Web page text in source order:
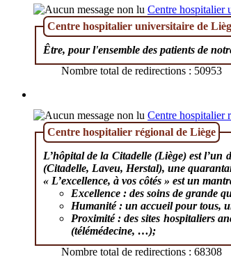
Centre hospitalier
Centre hospitalier universitaire de
Être, pour l'ensemble des patients de
Nombre total de redirections : 50953
Centre hospitalier
Centre hospitalier régional de Liège
L’hôpital de la Citadelle (Liège) est l’un
(Citadelle, Laveu, Herstal), une
« L’excellence, à vos côtés » est un
Excellence : des soins de grande
Humanité : un accueil pour tous,
Proximité : des sites hospitaliers
(télémédecine, …);
Nombre total de redirections : 68308